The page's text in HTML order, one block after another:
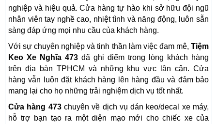
nghiệp và hiệu quả. Cửa hàng tự hào khi sở hữu đội ngũ
nhân viên tay nghề cao, nhiệt tình và năng động, luôn sẵn
sàng đáp ứng mọi nhu cầu của khách hàng.
Với sự chuyên nghiệp và tinh thần làm việc đam mê, Tiệm
Keo Xe Nghĩa 473 đã ghi điểm trong lòng khách hàng
trên địa bàn TPHCM và những khu vực lân cận. Cửa
hàng vẫn luôn đặt khách hàng lên hàng đầu và đảm bảo
mang lại cho họ những trải nghiệm dịch vụ tốt nhất.
Cửa hàng 473chuyên về dịch vụ dán keo/decal xe máy,
hỗ trợ bạn tạo ra một diện mạo mới cho chiếc xe của